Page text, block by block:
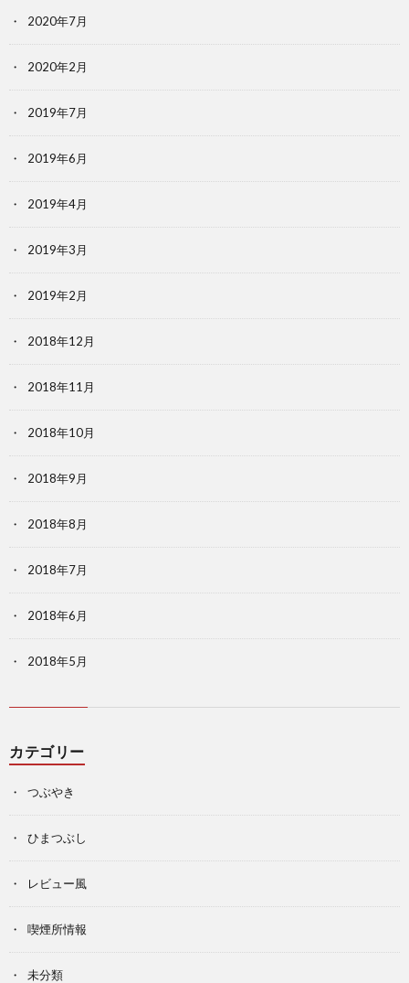
2020年7月
2020年2月
2019年7月
2019年6月
2019年4月
2019年3月
2019年2月
2018年12月
2018年11月
2018年10月
2018年9月
2018年8月
2018年7月
2018年6月
2018年5月
カテゴリー
つぶやき
ひまつぶし
レビュー風
喫煙所情報
未分類